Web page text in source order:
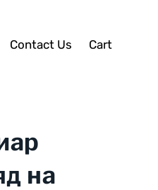
Contact Us Cart
на